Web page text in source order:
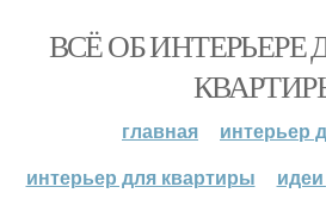
ВСЁ ОБ
главная
интерьер
интерьер для квартиры